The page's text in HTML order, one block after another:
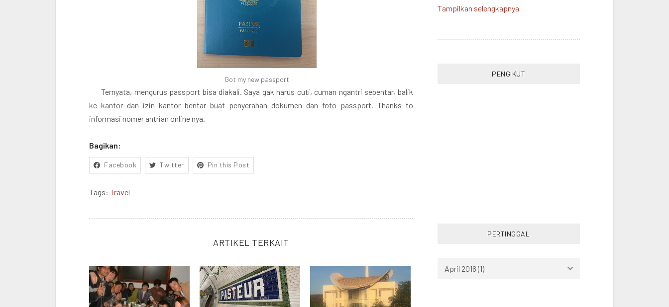
Got my new passport
Ternyata, mengurus passport bisa diakali. Saya gak harus cuti, cuman ngantri sebentar, balik
ke kantor dan izin kantor bentar buat penyerahan dokumen dan foto passport. Thanks to
informasi nomer antrian online nya.
Bagikan:
Facebook Twitter Pin this Post
Tags: Travel
ARTIKEL TERKAIT
FOOD FRANCE FRIEND
Tampilkan selengkapnya
PENGIKUT
PERTINGGAL